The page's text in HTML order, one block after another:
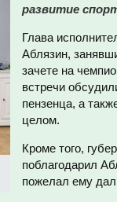
развитие
Глава
Аблязин,
зачете на
встречи
пензенца, а
целом.
Кроме того,
поблагодарил
пожелал ему